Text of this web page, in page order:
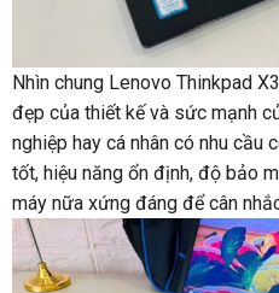
Nhìn chung Lenovo Thinkpad
đẹp của thiết kế và sức mạnh
nghiệp hay cá nhân có nhu cầu
tốt, hiệu năng ổn định, độ bảo
máy nữa xứng đáng để cân